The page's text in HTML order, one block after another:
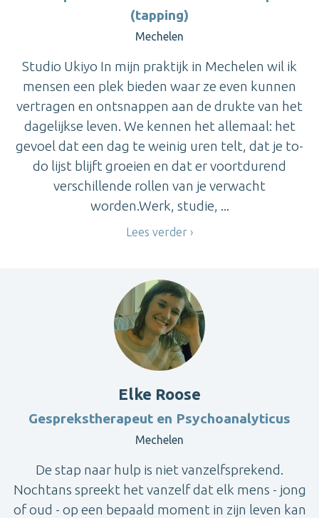
(tapping)
Mechelen
Studio Ukiyo In mijn praktijk in Mechelen wil ik
mensen een plek bieden waar ze even kunnen
vertragen en ontsnappen aan de drukte van het
dagelijkse leven. We kennen het allemaal: het
gevoel dat een dag te weinig uren telt, dat je to-
do lijst blijft groeien en dat er voortdurend
verschillende rollen van je verwacht
worden.Werk, studie, ...
Lees verder
Elke Roose
Gesprekstherapeut en Psychoanalyticus
Mechelen
De stap naar hulp is niet vanzelfsprekend.
Nochtans spreekt het vanzelf dat elk mens - jong
of oud - op een bepaald moment in zijn leven kan